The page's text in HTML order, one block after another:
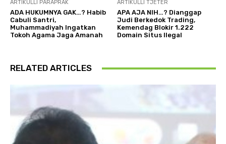
ARTIKULLI PARAPRAK
ADA HUKUMNYA GAK…? Habib
Cabuli Santri,
Muhammadiyah Ingatkan
Tokoh Agama Jaga Amanah
ARTIKULLI TJETËR
APA AJA NIH…? Dianggap
Judi Berkedok Trading,
Kemendag Blokir 1.222
Domain Situs Ilegal
RELATED ARTICLES